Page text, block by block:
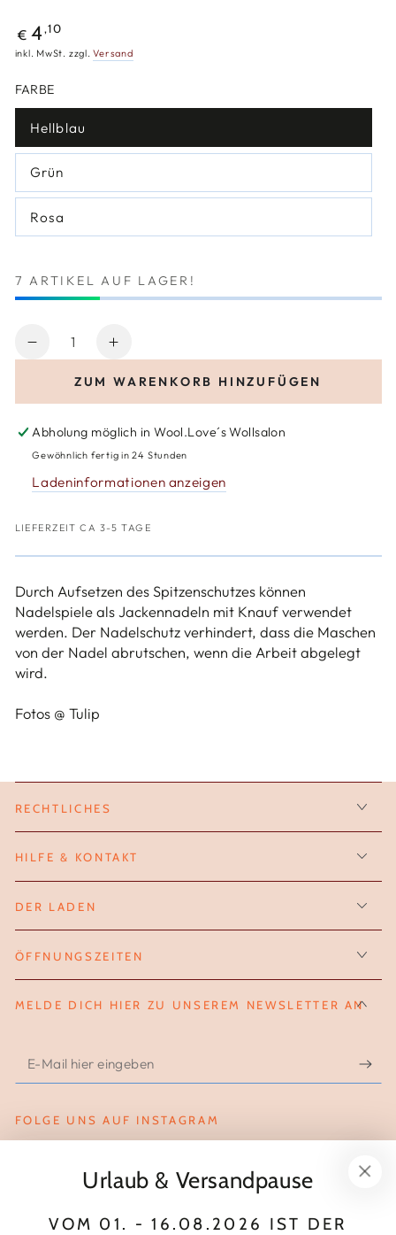
Regulärer
Preis
€ 4,10
inkl. MwSt. zzgl.Versand
FARBE
Hellblau
Variante
ausverkauft
oder
nicht
Grün
Variante
ausverkauft
nicht
Rosa
Variante
ausverkauft
verfügbar
7 ARTIKEL AUF LAGER!
Verringere
Menge
Tulip
Spitzenschutz
klein
Erhöhe
Menge
Tulip
Spitzenschutz
klein
ZUM WARENKORB HINZUFÜGEN
Abholung möglich inWool.Love´s Wollsalon
Gewöhnlich fertig in 24 Stunden
Ladeninformationen anzeigen
LIEFERZEIT CA 3-5 TAGE
Durch Aufsetzen des Spitzenschutzes können
Nadelspiele als Jackennadeln mit Knauf verwendet
werden. Der Nadelschutzverhindert, dass die Maschen
von der Nadel abrutschen, wenn die Arbeit abgelegt
wird.
Fotos @ Tulip
RECHTLICHES
HILFE & KONTAKT
DER LADEN
ÖFFNUNGSZEITEN
MELDE DICH HIER ZU UNSEREM NEWSLETTER AN
E-
Mail
hier
eingeben
FOLGE UNS AUF INSTAGRAM
Instagram
Zahlungsmöglichkeiten
Urlaub & Versandpause
VOM 01. - 16.08.2026 IST DER